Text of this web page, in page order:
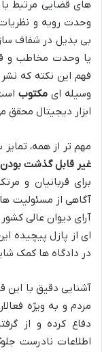
های قضایی مرتبط
وحدت رویه و
بی بدیل در شفاف
یا وحدت مخاطب و
وسیله ای مکتوب
ابزار دیجیتال
مهم تر از همه، تمایز
غیر قابل گذشت بودن
برای قربانیان و
آگاهی از مسئولیت
آرای دیوان عالی
ای از پازل پیچیده
در دادگاه ها کمک
آشنایی دقیق با این
مردم و به ویژه
دفاع کرده و از
اطلاعات نادرست